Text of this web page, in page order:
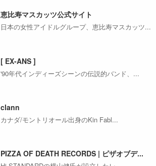
恵比寿マスカッツ公式サイト
日本の女性アイドルグループ、恵比寿マスカッツ...
[ EX-ANS ]
'90年代インディーズシーンの伝説的バンド、...
clann
カナダ/モントリオール出身のKin Fabl...
PIZZA OF DEATH RECORDS | ピザオブデ...